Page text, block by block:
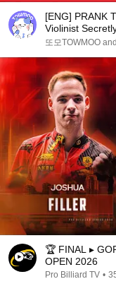
[ENG] PRANK
Violinist
또모TOWMOO
🏆 FINAL ▸
OPEN 2026
Pro Billiard TV •